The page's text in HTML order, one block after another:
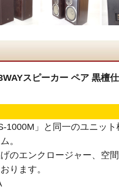
スピーカー ペア 黒檀
1000M」と同一のユニッ
。
のエンクロージャー、空
ります。